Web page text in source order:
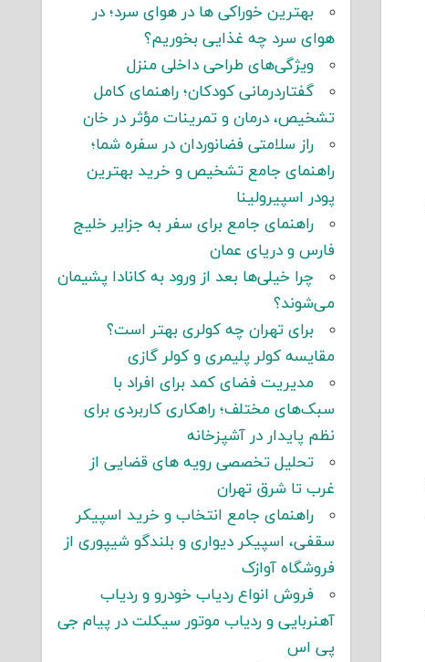
بهترین خوراکی ها در هوای سرد؛ در
هوای سرد چه غذایی بخوریم؟
ویژگی‌های طراحی داخلی منزل
گفتاردرمانی کودکان؛ راهنمای کامل
تشخیص، درمان و تمرینات مؤثر در خان
راز سلامتی فضانوردان در سفره شما؛
راهنمای جامع تشخیص و خرید بهترین
پودر اسپیرولینا
راهنمای جامع برای سفر به جزایر خلیج
فارس و دریای عمان
چرا خیلی‌ها بعد از ورود به کانادا پشیمان
می‌شوند؟
برای تهران چه کولری بهتر است؟
مقایسه کولر پلیمری و کولر گازی
مدیریت فضای کمد برای افراد با
سبک‌های مختلف؛ راهکاری کاربردی برای
نظم پایدار در آشپزخانه
تحلیل تخصصی رویه های قضایی از
غرب تا شرق تهران
راهنمای جامع انتخاب و خرید اسپیکر
سقفی، اسپیکر دیواری و بلندگو شیپوری از
فروشگاه آوازک
فروش انواع ردیاب خودرو و ردیاب
آهنربایی و ردیاب موتور سیکلت در پیام جی
پی اس